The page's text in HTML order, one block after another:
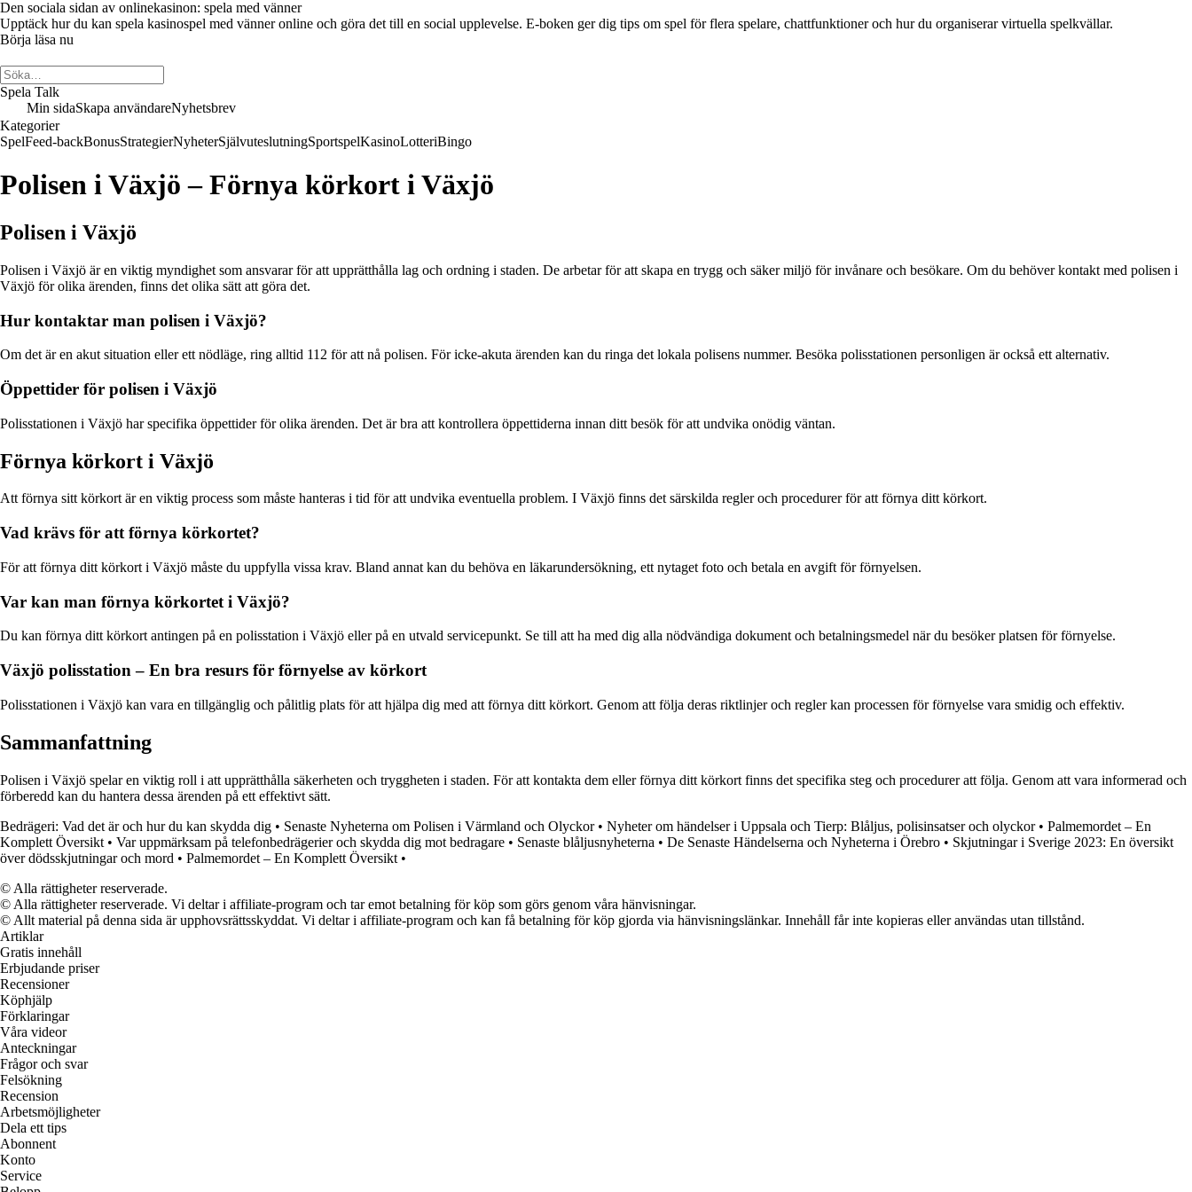
Den sociala sidan av onlinekasinon: spela med vänner
Upptäck hur du kan spela kasinospel med vänner online och göra det till en social upplevelse. E-boken ger dig tips om spel för flera spelare, chattfunktioner och hur du organiserar virtuella spelkvällar.
Börja läsa nu
Spela Talk
Min sidaSkapa användareNyhetsbrev
Kategorier
SpelFeed-backBonusStrategierNyheterSjälvuteslutningSportspelKasinoLotteriBingo
Polisen i Växjö – Förnya körkort i Växjö
Polisen i Växjö
Polisen i Växjö är en viktig myndighet som ansvarar för att upprätthålla lag och ordning i staden. De arbetar för att skapa en trygg och säker miljö för invånare och besökare. Om du behöver kontakt med polisen i
Växjö för olika ärenden, finns det olika sätt att göra det.
Hur kontaktar man polisen i Växjö?
Om det är en akut situation eller ett nödläge, ring alltid 112 för att nå polisen. För icke-akuta ärenden kan du ringa det lokala polisens nummer. Besöka polisstationen personligen är också ett alternativ.
Öppettider för polisen i Växjö
Polisstationen i Växjö har specifika öppettider för olika ärenden. Det är bra att kontrollera öppettiderna innan ditt besök för att undvika onödig väntan.
Förnya körkort i Växjö
Att förnya sitt körkort är en viktig process som måste hanteras i tid för att undvika eventuella problem. I Växjö finns det särskilda regler och procedurer för att förnya ditt körkort.
Vad krävs för att förnya körkortet?
För att förnya ditt körkort i Växjö måste du uppfylla vissa krav. Bland annat kan du behöva en läkarundersökning, ett nytaget foto och betala en avgift för förnyelsen.
Var kan man förnya körkortet i Växjö?
Du kan förnya ditt körkort antingen på en polisstation i Växjö eller på en utvald servicepunkt. Se till att ha med dig alla nödvändiga dokument och betalningsmedel när du besöker platsen för förnyelse.
Växjö polisstation – En bra resurs för förnyelse av körkort
Polisstationen i Växjö kan vara en tillgänglig och pålitlig plats för att hjälpa dig med att förnya ditt körkort. Genom att följa deras riktlinjer och regler kan processen för förnyelse vara smidig och effektiv.
Sammanfattning
Polisen i Växjö spelar en viktig roll i att upprätthålla säkerheten och tryggheten i staden. För att kontakta dem eller förnya ditt körkort finns det specifika steg och procedurer att följa. Genom att vara informerad och
förberedd kan du hantera dessa ärenden på ett effektivt sätt.
Bedrägeri: Vad det är och hur du kan skydda dig • Senaste Nyheterna om Polisen i Värmland och Olyckor• Nyheter om händelser i Uppsala och Tierp: Blåljus, polisinsatser och olyckor• Palmemordet – En
Komplett Översikt • Var uppmärksam på telefonbedrägerier och skydda dig mot bedragare • Senaste blåljusnyheterna • De Senaste Händelserna och Nyheterna i Örebro • Skjutningar i Sverige 2023: En översikt
över dödsskjutningar och mord • Palmemordet – En Komplett Översikt •
© Alla rättigheter reserverade.
© Alla rättigheter reserverade. Vi deltar i affiliate-program och tar emot betalning för köp som görs genom våra hänvisningar.
© Allt material på denna sida är upphovsrättsskyddat. Vi deltar i affiliate-program och kan få betalning för köp gjorda via hänvisningslänkar. Innehåll får inte kopieras eller användas utan tillstånd.
Artiklar
Gratis innehåll
Erbjudande priser
Recensioner
Köphjälp
Förklaringar
Våra videor
Anteckningar
Frågor och svar
Felsökning
Recension
Arbetsmöjligheter
Dela ett tips
Abonnent
Konto
Service